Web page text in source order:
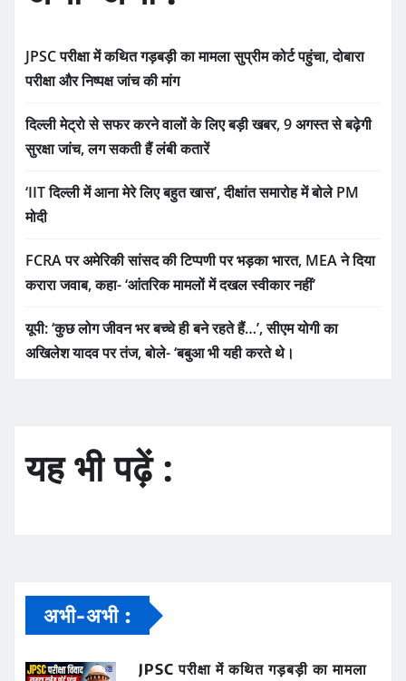
JPSC परीक्षा में कथित गड़बड़ी का मामला सुप्रीम कोर्ट पहुंचा, दोबारा
परीक्षा और निष्पक्ष जांच की मांग
दिल्ली मेट्रो से सफर करने वालों के लिए बड़ी खबर, 9 अगस्त से बढ़ेगी
सुरक्षा जांच, लग सकती हैं लंबी कतारें
‘IIT दिल्ली में आना मेरे लिए बहुत खास’, दीक्षांत समारोह में बोले PM
मोदी
FCRA पर अमेरिकी सांसद की टिप्पणी पर भड़का भारत, MEA ने दिया
करारा जवाब, कहा- ‘आंतरिक मामलों में दखल स्वीकार नहीं’
यूपी: ‘कुछ लोग जीवन भर बच्चे ही बने रहते हैं…’, सीएम योगी का
अखिलेश यादव पर तंज, बोले- ‘बबुआ भी यही करते थे।
यह भी पढ़ें :
अभी-अभी :
JPSC परीक्षा में कथित गड़बड़ी का मामला